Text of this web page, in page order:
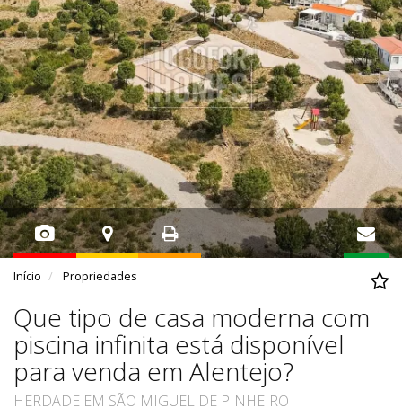
Início Propriedades
Que tipo de casa moderna com
piscina infinita está disponível
para venda em Alentejo?
HERDADE EM SÃO MIGUEL DE PINHEIRO